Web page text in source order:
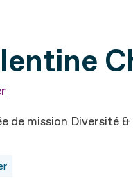
de mission Diversité